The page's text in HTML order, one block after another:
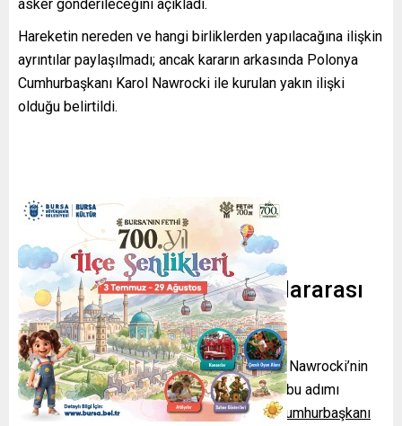
asker gönderileceğini açıkladı.
Hareketin nereden ve hangi birliklerden yapılacağına ilişkin
ayrıntılar paylaşılmadı; ancak kararın arkasında Polonya
Cumhurbaşkanı Karol Nawrocki ile kurulan yakın ilişki
olduğu belirtildi.
Kararın gerekçesi ve uluslararası
yankıları
Trump,Truthplatformundaki açıklamasında Nawrocki’nin
zaferini ve aralarındaki bağları öne sürerek bu adımı
savundu:“Gururla desteklediğim Polonya Cumhurbaşkanı